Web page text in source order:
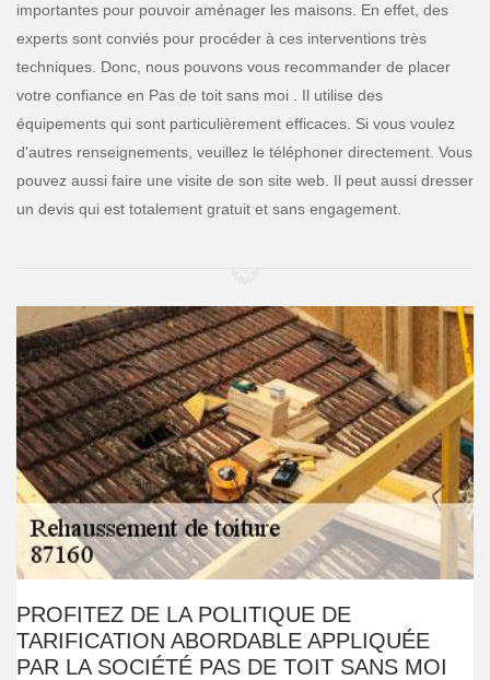
importantes pour pouvoir aménager les maisons. En effet, des
experts sont conviés pour procéder à ces interventions très
techniques. Donc, nous pouvons vous recommander de placer
votre confiance en Pas de toit sans moi . Il utilise des
équipements qui sont particulièrement efficaces. Si vous voulez
d'autres renseignements, veuillez le téléphoner directement. Vous
pouvez aussi faire une visite de son site web. Il peut aussi dresser
un devis qui est totalement gratuit et sans engagement.
PROFITEZ DE LA POLITIQUE DE
TARIFICATION ABORDABLE APPLIQUÉE
PAR LA SOCIÉTÉ PAS DE TOIT SANS MOI